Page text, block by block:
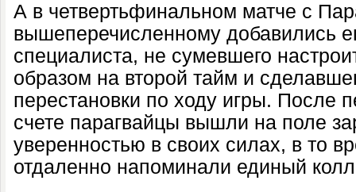
А в четвертьфинальном матче с
вышеперечисленному добавились
специалиста, не сумевшего
образом на второй тайм и
перестановки по ходу игры. После
счете парагвайцы вышли на поле
уверенностью в своих силах, в то
отдаленно напоминали единый